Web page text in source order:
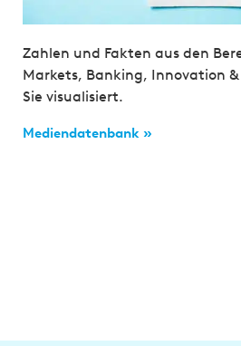
Zahlen und Fakten aus den
Markets, Banking, Innovation
Sie visualisiert.
Mediendatenbank »